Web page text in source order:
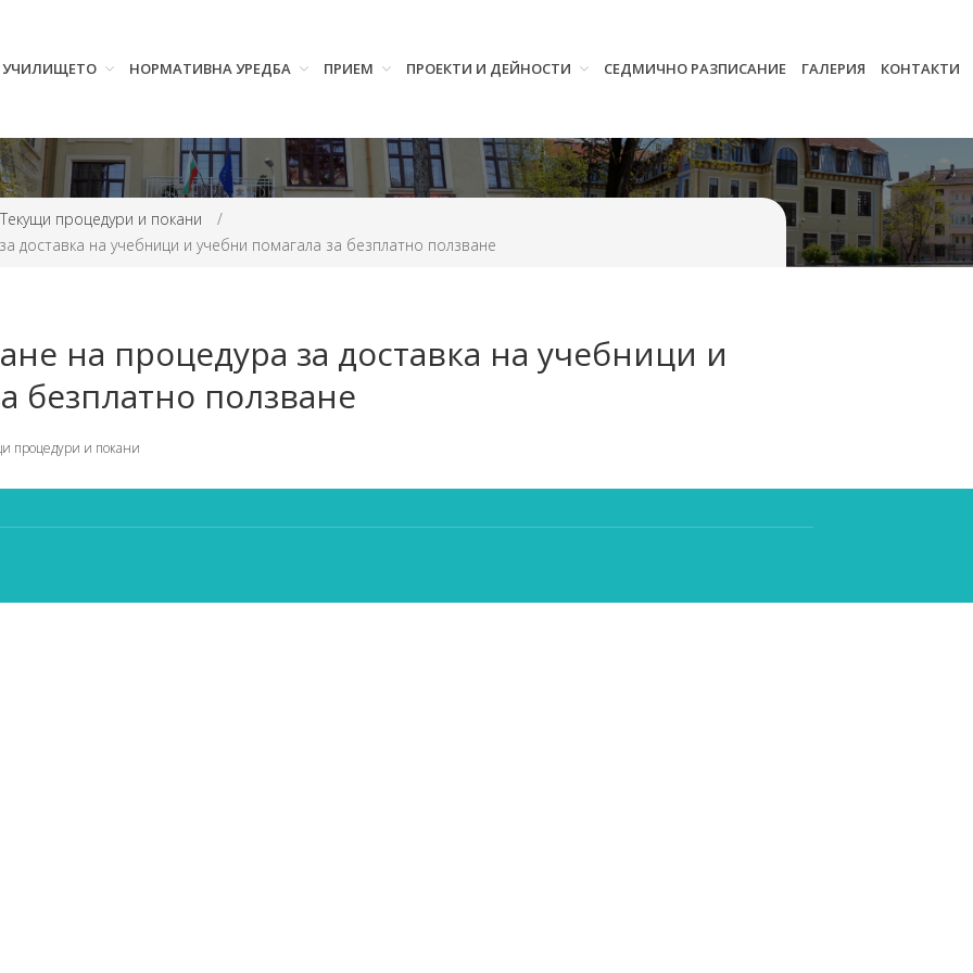
Начало
Нормативна уредба
Прием
Проекти и дейности
Седмично разписание
УЧИЛИЩЕТО НОРМАТИВНА УРЕДБА ПРИЕМ ПРОЕКТИ И ДЕЙНОСТИ СЕДМИЧНО РАЗПИСАНИЕ ГАЛЕРИЯ КОНТАКТИ
Tекущи процедури и покани
/
доставка на учебници и учебни помагала за безплатно ползване
на процедура за доставка на учебници и
безплатно ползване
процедури и покани